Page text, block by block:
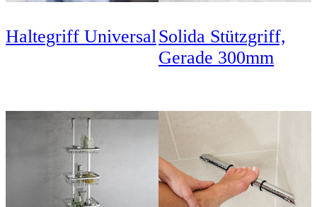
Haltegriff UniversalSolida Stützgriff,
Gerade 300mm